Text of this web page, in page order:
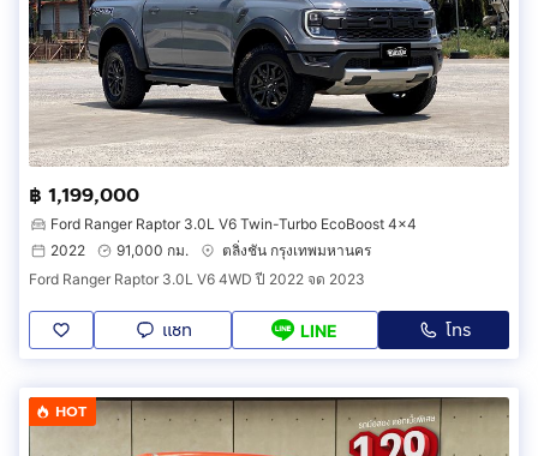
฿ 1,199,000
Ford Ranger Raptor 3.0L V6 Twin-Turbo EcoBoost 4x4
2022
91,000 กม.
ตลิ่งชัน กรุงเทพมหานคร
Ford Ranger Raptor 3.0L V6 4WD ปี 2022 จด 2023
แชท LINE โทร
HOT